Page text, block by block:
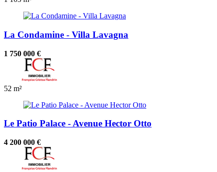
La Condamine - Villa Lavagna
1 750 000 €
52 m²
Le Patio Palace - Avenue Hector Otto
4 200 000 €